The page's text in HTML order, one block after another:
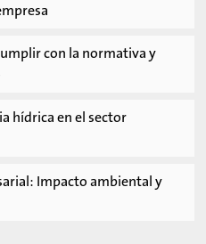
con la normativa y
hídrica en el sector
Impacto ambiental y